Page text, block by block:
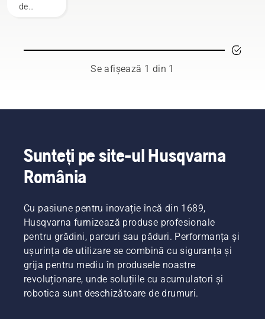
de
(un
pentru
motocoase,
veți găsi
o listă cu
pentru
lucrul în
și în mod
eficient
cu
motocoasa
dvs.
Se afișează 1 din 1
Sunteți pe site-ul Husqvarna
România
Cu pasiune pentru inovație încă din 1689,
Husqvarna furnizează produse profesionale
pentru grădini, parcuri sau păduri. Performanța și
ușurința de utilizare se combină cu siguranța și
grija pentru mediu în produsele noastre
revoluționare, unde soluțiile cu acumulatori și
robotica sunt deschizătoare de drumuri.